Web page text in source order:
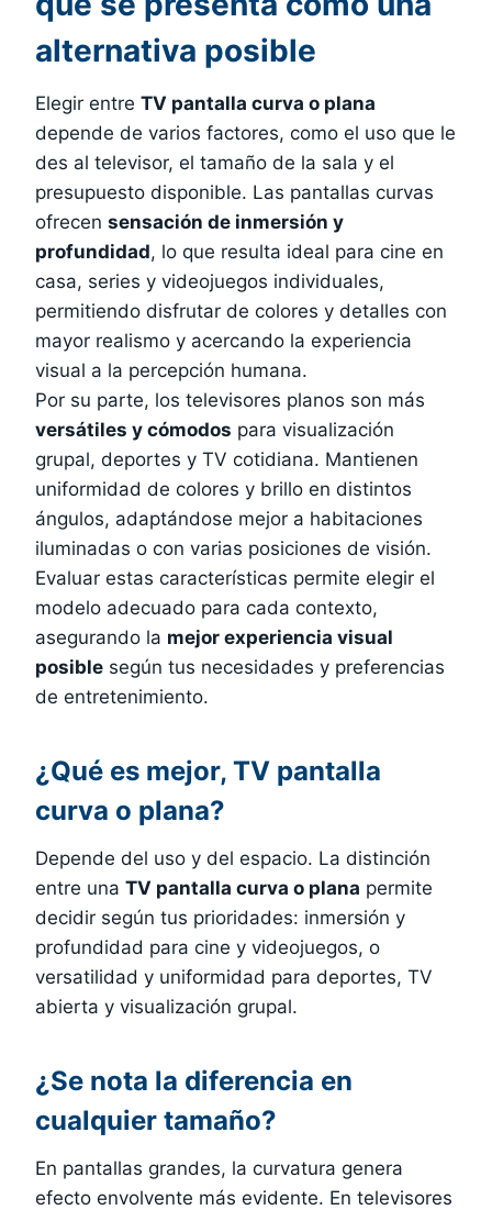
alternativa posible
Elegir entre TV pantalla curva o plana
depende de varios factores, como el uso que le
des al televisor, el tamaño de la sala y el
presupuesto disponible. Las pantallas curvas
ofrecen sensación de inmersión y
profundidad, lo que resulta ideal para cine en
casa, series y videojuegos individuales,
permitiendo disfrutar de colores y detalles con
mayor realismo y acercando la experiencia
visual a la percepción humana.
Por su parte, los televisores planos son más
versátiles y cómodos para visualización
grupal, deportes y TV cotidiana. Mantienen
uniformidad de colores y brillo en distintos
ángulos, adaptándose mejor a habitaciones
iluminadas o con varias posiciones de visión.
Evaluar estas características permite elegir el
modelo adecuado para cada contexto,
asegurando la mejor experiencia visual
posible según tus necesidades y preferencias
de entretenimiento.
¿Qué es mejor, TV pantalla
curva o plana?
Depende del uso y del espacio. La distinción
entre una TV pantalla curva o plana permite
decidir según tus prioridades: inmersión y
profundidad para cine y videojuegos, o
versatilidad y uniformidad para deportes, TV
abierta y visualización grupal.
¿Se nota la diferencia en
cualquier tamaño?
En pantallas grandes, la curvatura genera
efecto envolvente más evidente. En televisores